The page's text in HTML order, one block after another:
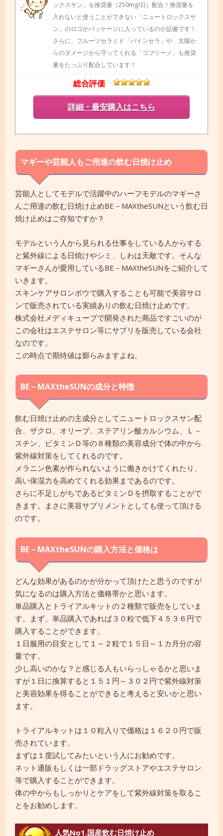
ックスサン」を推奨量（250mg/日）配合！推奨量を
入れないと使うことができない「ニュートロックスサ
ン」のロゴがパッケージに入っているのが証拠です！
さらに、フルーツセラミド「パインセラ」や、太陽か
らのダメージから守ってくれる「コプリーノ」も推奨
量をたっぷり配合しています！
総合評価
詳細・最安購入はこちら
マギーや芸能人もご用達の飲む日焼け止め
芸能人としてモデルで活躍中のハーフモデルのマギーさ
んご用達の飲む日焼け止めBE－MAXtheSUNという飲む日
焼け止めはご存知ですか？
モデルという人から見られる仕事をしている人からする
と紫外線による日焼けやシミ、しわは天敵です。そんな
マギーさんが愛用しているBE－MAXtheSUNをご紹介して
いきます。
スキンケアサロンボウで購入することも可能で美容サロ
ンで販売されている実績ありの飲む日焼け止めです。
株式会社メディキューブで開発された商品ですごいのが
この会社はエステサロン等にサプリを販売している会社
なのです。
この時点で期待値は膨らみますよね。
BE－MAXtheSUNの成分と特徴
飲む日焼け止めの主成分としてニュートロックスサン配
合、ザクロ、オリーブ、ステアリン酸カルシウム、Ｌ－
スチン、ビタミンＤ等の８種類の美容成分で体の中から
紫外線対策をしてくれるのです。
メラニン色素が作られないように働きかけてくれたり、
高い保湿力を高めてくれる効果まであるのです。
さらに不足しがちであるビタミンＤを摂取することがで
きます。まさに美容サプリメントとしても使って頂ける
のです。
BE－MAXtheSUNの購入方法と価格は
どんな効果があるのかが分かって頂けたと思うのですが
気になるのは購入方法と価格帯かと思います。
単品購入とトライアルキットの２種類で販売をしていま
す。まず、単品購入であれば３０粒で低下４５３６円で
購入することができます。
１日服用の目安として１～２粒で１５日～１カ月分の容
量です。
少し高いのかな？と感じる人もいらっしゃるかと思いま
すが１日に換算すると１５１円～３０２円で紫外線対策
と美容効果を得ることができると考えると安いかと思い
ます。
トライアルキットは１０粒入りで価格は１６２０円で販
売されています。
まずは１度試してみたいという人にお勧めです。
ネット通販もしくは一部ドラッグストアやエステサロン
等で購入することができます。
体の中からもしっかりとケアをして紫外線対策を取るこ
とをお勧めします。
人気No1.国産飲む日焼け止め